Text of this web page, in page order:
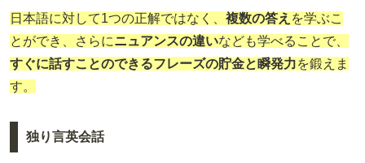
日本語に対して1つの正解ではなく、 複数の答え を学ぶこ
とができ、さらにニュアンスの違いなども学べることで、
すぐに話すことのできるフレーズの貯金と瞬発力を鍛えま
す。
独り言英会話